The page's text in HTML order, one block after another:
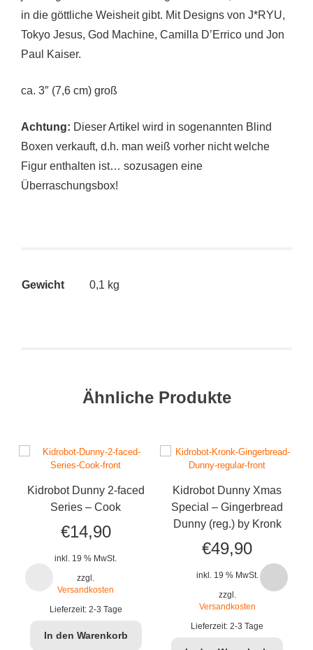
in die göttliche Weisheit gibt. Mit Designs von J*RYU,
Tokyo Jesus, God Machine, Camilla D’Errico und Jon
Paul Kaiser.
ca. 3″ (7,6 cm) groß
Achtung: Dieser Artikel wird in sogenannten Blind
Boxen verkauft, d.h. man weiß vorher nicht welche
Figur enthalten ist… sozusagen eine
Überraschungsbox!
Gewicht 0,1 kg
Ähnliche Produkte
Kidrobot Dunny 2-faced
Series – Cook
€14,90
inkl. 19 % MwSt.
zzgl.
Versandkosten
Lieferzeit: 2-3 Tage
In den Warenkorb
Kidrobot Dunny Xmas
Special – Gingerbread
Dunny (reg.) by Kronk
€49,90
inkl. 19 % MwSt.
zzgl.
Versandkosten
Lieferzeit:2-3 Tage